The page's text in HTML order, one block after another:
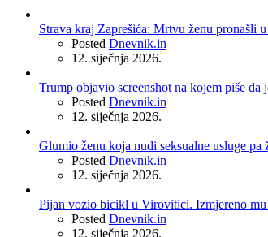
Strava kraj Zaprešića: Mrtvu ženu pronašli
Posted Dnevnik.in
12. siječnja 2026.
Trump objavio screenshot na kojem piše da
Posted Dnevnik.in
12. siječnja 2026.
Glumio ženu koja nudi seksualne usluge
Posted Dnevnik.in
12. siječnja 2026.
Pijan vozio bicikl u Virovitici. Izmjereno
Posted Dnevnik.in
12. siječnja 2026.